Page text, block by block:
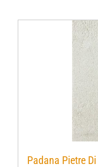
Padana Pietre